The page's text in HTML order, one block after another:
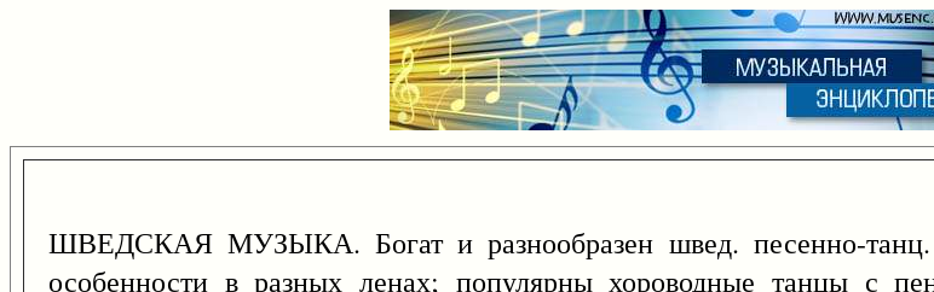
ШВЕДСКАЯ МУЗЫКА. Богат и разнообразен швед. песенно-
особенности в разных ленах; популярны хороводные танцы с